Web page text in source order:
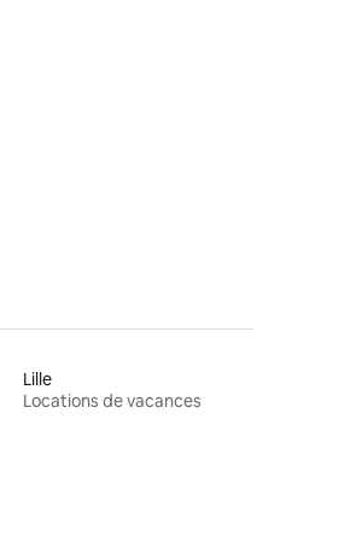
5, 14 commentaires
Lille
Locations de vacances